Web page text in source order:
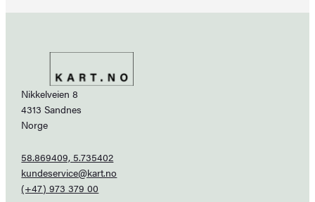
Nikkelveien 8
4313 Sandnes
Norge
58.869409, 5.735402
kundeservice@kart.no
(+47) 973 379 00